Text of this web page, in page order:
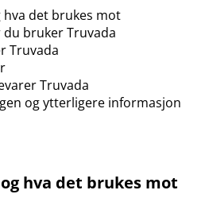
hva det brukes mot
bruker Truvada
Truvada
Truvada
og ytterligere informasjon
hva det brukes mot